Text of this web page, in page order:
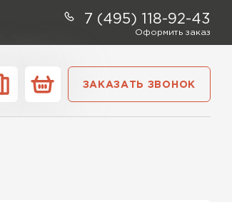
7 (495) 118-92-43
Оформить заказ
ЗАКАЗАТЬ ЗВОНОК
Контакты